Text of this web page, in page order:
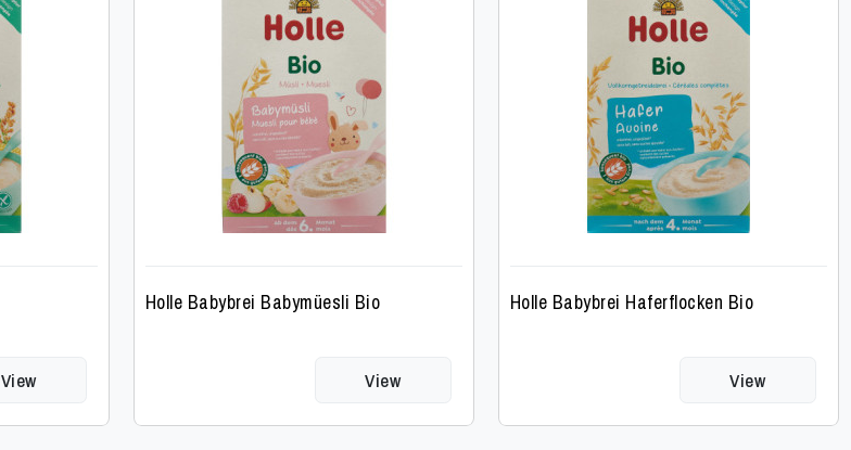
View
Holle Babybrei Babymüesli Bio
View
Holle Babybrei Haferflocken Bio
View